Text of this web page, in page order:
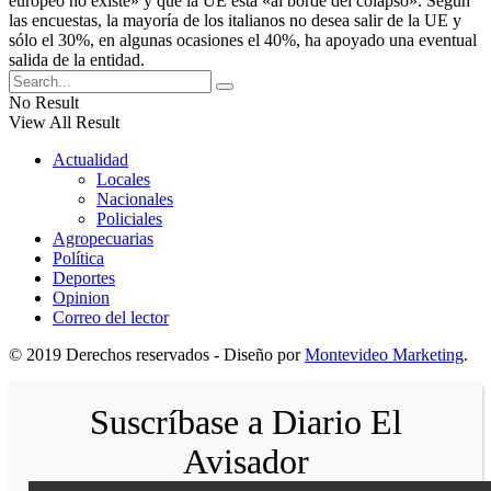
las encuestas, la mayoría de los italianos no desea salir de la UE y
sólo el 30%, en algunas ocasiones el 40%, ha apoyado una eventual
salida de la entidad.
No Result
View All Result
Actualidad
Locales
Nacionales
Policiales
Agropecuarias
Política
Deportes
Opinion
Correo del lector
© 2019 Derechos reservados - Diseño porMontevideo Marketing.
Suscríbase a Diario El
Avisador